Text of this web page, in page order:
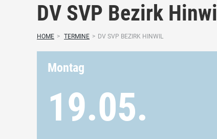
DV SVP Bezirk Hinwil
HOME > TERMINE > DV SVP BEZIRK HINWIL
Montag
19.05.